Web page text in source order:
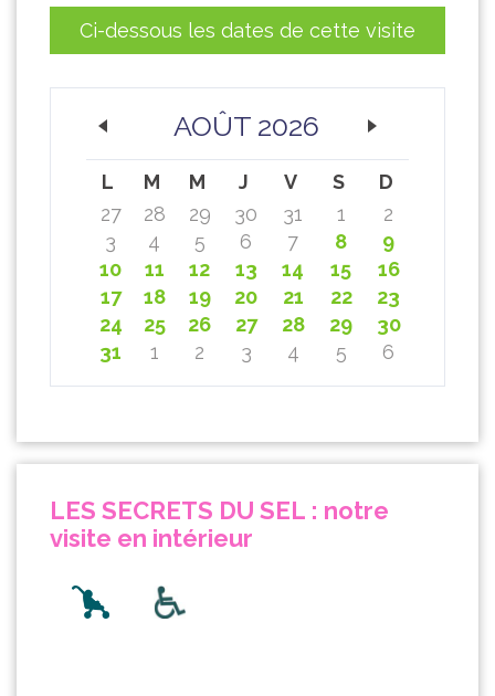
Ci-dessous les dates de cette visite
AOÛT 2026
L M M J V S
D
27
28 29 30 31 1
2
3
4 5 6 7 8
9
10
11 12 13 14 15
16
17
18 19 20 21 22
23
24
25 26 27 28 29
30
31
1 2 3 4 5 6
LES SECRETS DU SEL : notre
visite en intérieur